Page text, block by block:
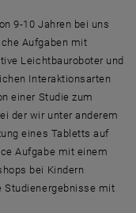
9-10 Jahren bei uns
Aufgaben mit
Leichtbauroboter und
Interaktionsarten
einer Studie zum
der wir unter anderem
eines Tabletts auf
Aufgabe mit einem
bei Kindern
Studienergebnisse mit